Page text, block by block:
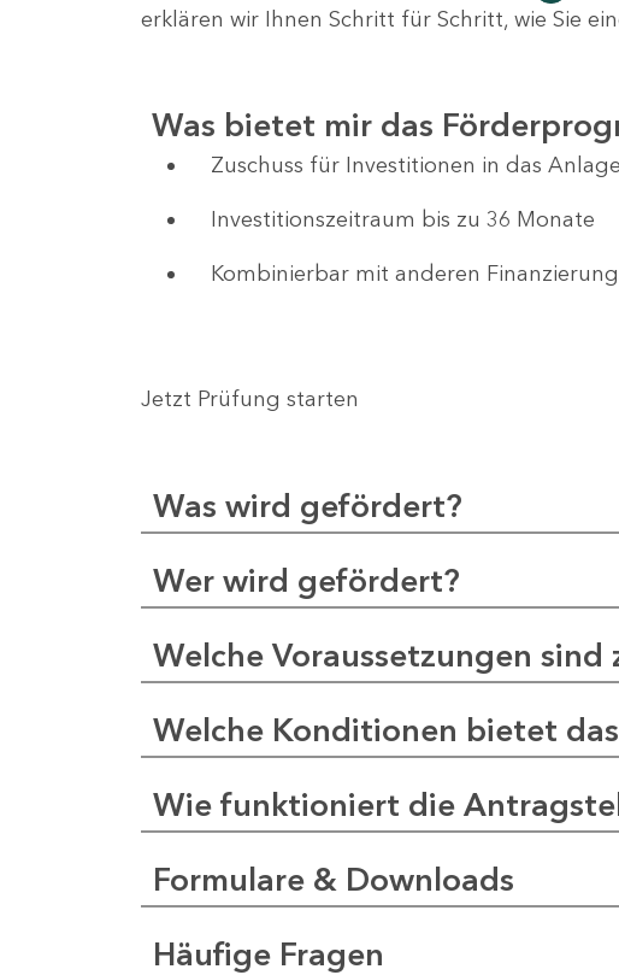
erklären wir Ihnen Schritt für Schritt, wie Sie
Was bietet mir das
Zuschuss für Investitionen in das
Investitionszeitraum bis zu 36 Monate
Kombinierbar mit anderen
Jetzt Prüfung starten
Was wird gefördert?
Wer wird gefördert?
Welche Voraussetzungen sind
Welche Konditionen bietet
Wie funktioniert die
Formulare & Downloads
Häufige Fragen